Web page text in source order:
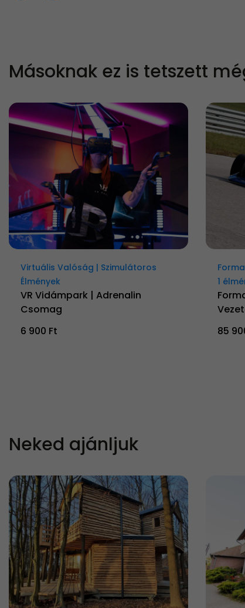
Másoknak ez is tetszett
Virtuális Valóság | Szimulátoros
Élmények
VR Vidámpark | Adrenalin
Csomag
6 900 Ft
1
85
Neked ajánljuk